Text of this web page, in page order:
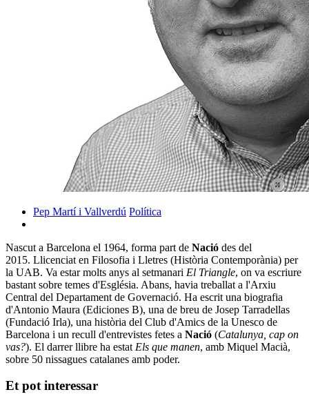
Pep Martí i Vallverdú Política
Nascut a Barcelona el 1964, forma part de Nació des del
2015. Llicenciat en Filosofia i Lletres (Història Contemporània) per
la UAB. Va estar molts anys al setmanari El Triangle, on va escriure
bastant sobre temes d'Església. Abans, havia treballat a l'Arxiu
Central del Departament de Governació. Ha escrit una biografia
d'Antonio Maura (Ediciones B), una de breu de Josep Tarradellas
(Fundació Irla), una història del Club d'Amics de la Unesco de
Barcelona i un recull d'entrevistes fetes a Nació (Catalunya, cap on
vas?). El darrer llibre ha estat Els que manen, amb Miquel Macià,
sobre 50 nissagues catalanes amb poder.
Et pot interessar